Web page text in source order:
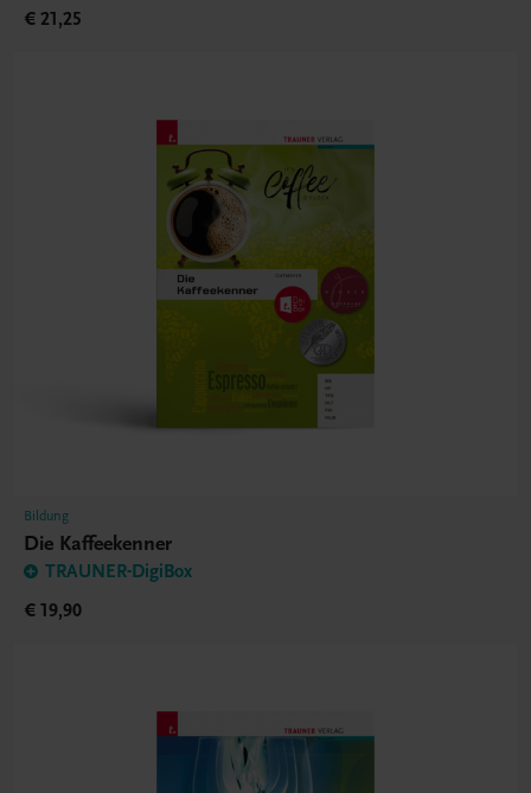
€ 21,25
Bildung
Die Kaffeekenner
TRAUNER-DigiBox
€ 19,90